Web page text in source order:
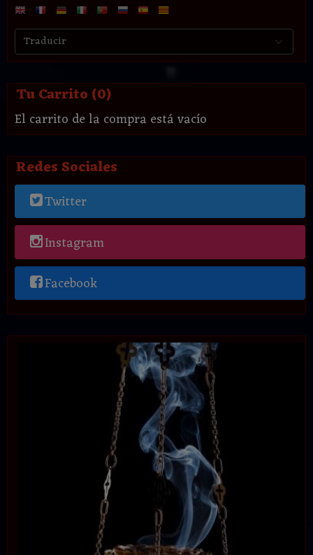
Tu Carrito (0)
El carrito de la compra está vacío
Redes Sociales
Twitter
Instagram
Facebook